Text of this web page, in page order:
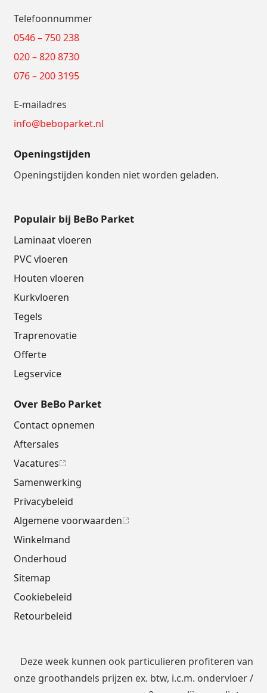
Telefoonnummer
0546 – 750 238
020 – 820 8730
076 – 200 3195
E-mailadres
info@beboparket.nl
Openingstijden
Openingstijden konden niet worden geladen.
Populair bij BeBo Parket
Laminaat vloeren
PVC vloeren
Houten vloeren
Kurkvloeren
Tegels
Traprenovatie
Offerte
Legservice
Over BeBo Parket
Contact opnemen
Aftersales
Vacatures
Samenwerking
Privacybeleid
Algemene voorwaarden
Winkelmand
Onderhoud
Sitemap
Cookiebeleid
Retourbeleid
Deze week kunnen ook particulieren profiteren van
onze groothandels prijzen ex. btw, i.c.m. ondervloer/